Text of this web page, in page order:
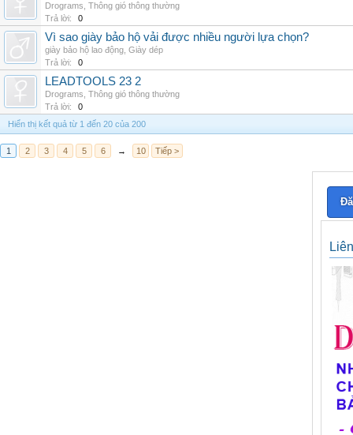
Drograms Thông gió thông thường
Trả lời:
0
Vì sao giày bảo hộ vải được nhiều người lựa chọn?
giày bảo hộ lao động Giày dép
Trả lời:
0
LEADTOOLS 23 2
Drograms Thông gió thông thường
Trả lời:
0
Hiển thị kết quả từ 1 đến 20 của 200
1 2 3 4 5 6 → 10 Tiếp >